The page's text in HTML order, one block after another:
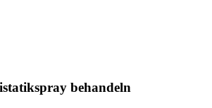
behandeln